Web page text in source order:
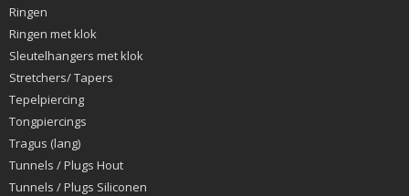
Ringen
Ringen met klok
Sleutelhangers met klok
Stretchers/ Tapers
Tepelpiercing
Tongpiercings
Tragus (lang)
Tunnels / Plugs Hout
Tunnels / Plugs Siliconen